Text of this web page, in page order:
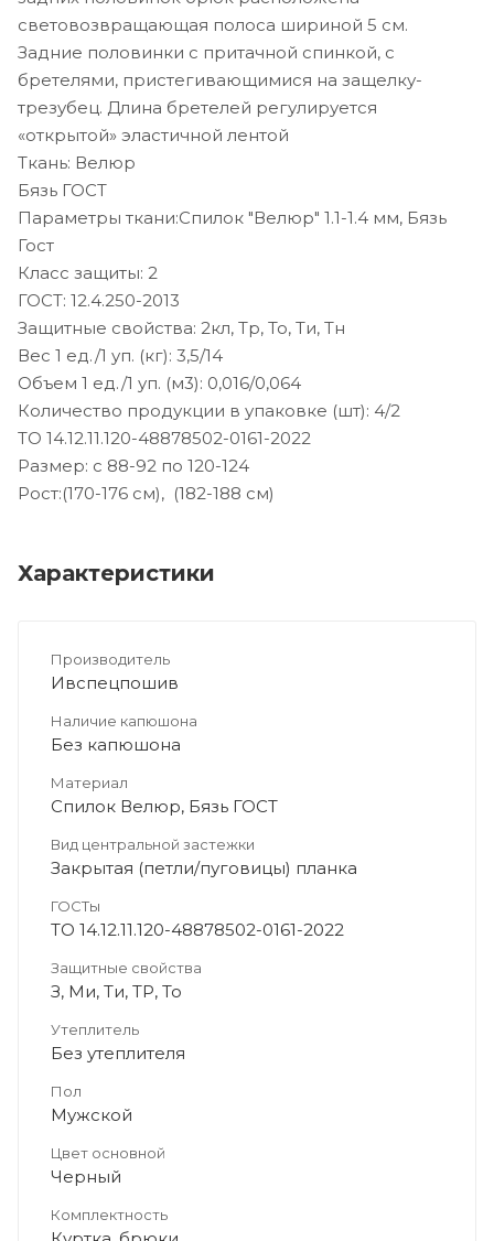
световозвращающая полоса шириной 5 см.
Задние половинки с притачной спинкой, с
бретелями, пристегивающимися на защелку-
трезубец. Длина бретелей регулируется
«открытой» эластичной лентой
Ткань: Велюр
Бязь ГОСТ
Параметры ткани:Спилок "Велюр" 1.1-1.4 мм, Бязь
Гост
Класс защиты: 2
ГОСТ: 12.4.250-2013
Защитные свойства: 2кл, Тр, То, Ти, Тн
Вес 1 ед./1 уп. (кг): 3,5/14
Объем 1 ед./1 уп. (м3): 0,016/0,064
Количество продукции в упаковке (шт): 4/2
ТО 14.12.11.120-48878502-0161-2022
Размер: с 88-92 по 120-124
Рост:(170-176 см), (182-188 см)
Характеристики
Производитель
Ивспецпошив
Наличие капюшона
Без капюшона
Материал
Спилок Велюр, Бязь ГОСТ
Вид центральной застежки
Закрытая (петли/пуговицы) планка
ГОСТы
ТО 14.12.11.120-48878502-0161-2022
Защитные свойства
З, Ми, Ти, ТР, То
Утеплитель
Без утеплителя
Пол
Мужской
Цвет основной
Черный
Комплектность